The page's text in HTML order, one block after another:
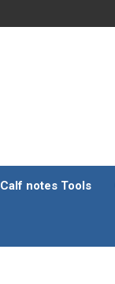
Calf notes Tools